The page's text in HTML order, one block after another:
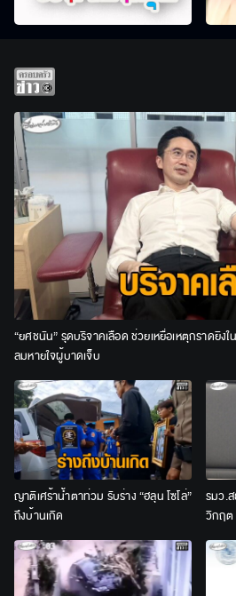
“ยศชนัน” รุดบริจาคเลือด ช่วยเหยื่อเหตุกราดยิง
ลมหายใจผู้บาดเจ็บ
ญาติเศร้าน้ำตาท่วม รับร่าง “ฮลุน โซโล่”
ถึงบ้านเกิด
รมว.
วิกฤต